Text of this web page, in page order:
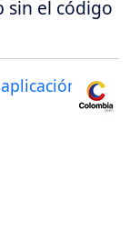
sin el código